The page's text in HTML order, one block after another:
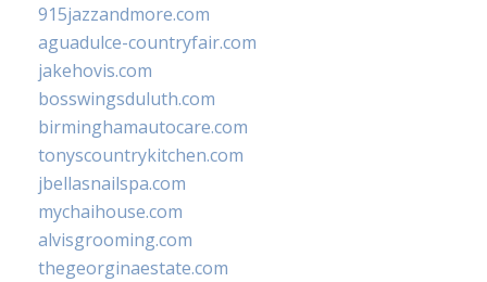
915jazzandmore.com
aguadulce-countryfair.com
jakehovis.com
bosswingsduluth.com
birminghamautocare.com
tonyscountrykitchen.com
jbellasnailspa.com
mychaihouse.com
alvisgrooming.com
thegeorginaestate.com